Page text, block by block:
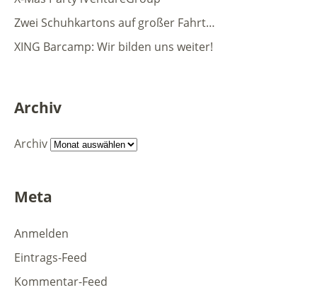
Zwei Schuhkartons auf großer Fahrt…
XING Barcamp: Wir bilden uns weiter!
Archiv
Archiv
Meta
Anmelden
Eintrags-Feed
Kommentar-Feed